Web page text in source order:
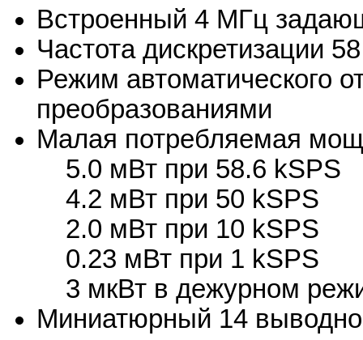
Встроенный 4 МГц
Частота дискретизации
Режим автоматического
преобразованиями
Малая потребляемая
5.0 мВт при 58.6 kSPS
4.2 мВт при 50 kSPS
2.0 мВт при 10 kSPS
0.23 мВт при 1 kSPS
3 мкВт в дежурном
Миниатюрный 14